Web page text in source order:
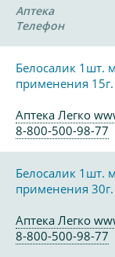
Аптека
Телефон
Белосалик 1шт.
применения 15г.
Аптека Легко
8-800-500-98-77
Белосалик 1шт.
применения 30г.
Аптека Легко
8-800-500-98-77